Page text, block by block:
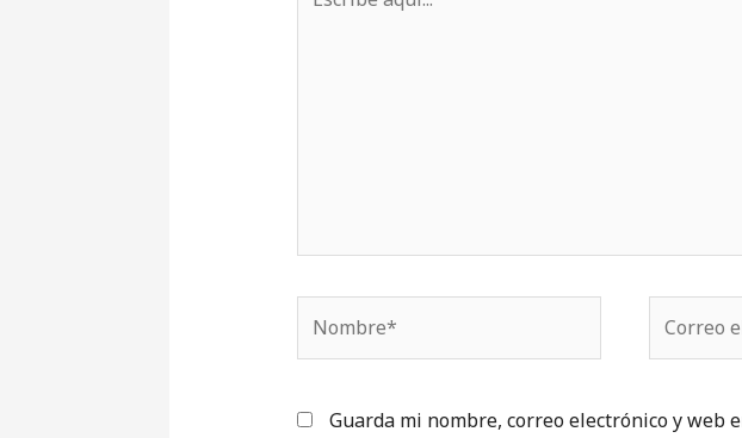
aquí...
Guarda mi nombre, correo electrónico y web